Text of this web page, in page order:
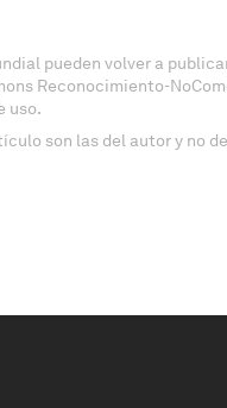
pueden volver a
Reconocimiento-
uso.
son las del autor y no